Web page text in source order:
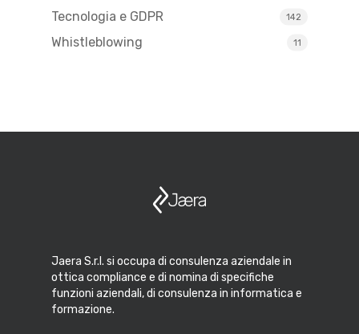
Tecnologia e GDPR 142
Whistleblowing 11
Jaera S.r.l. si occupa di consulenza aziendale in
ottica compliance e di nomina di specifiche
funzioni aziendali, di consulenza in informatica e
formazione.